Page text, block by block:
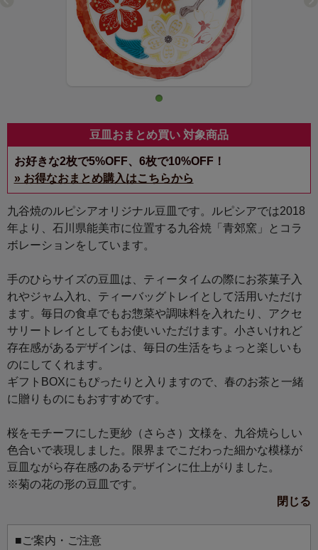
豆皿おまとめ買い 対象商品
お好きな2枚で5%OFF、6枚で10%OFF！
» お得なおまとめ購入はこちらから
九谷焼のルピシアオリジナル豆皿です。ルピシアでは2018
年より、石川県能美市に位置する九谷焼「青郊窯」とコラ
ボレーションをしています。
手のひらサイズの豆皿は、ティータイムの際にお茶菓子入
れやジャム入れ、ティーバッグトレイとして活用いただけ
ます。毎日の食卓でもお惣菜や調味料を入れたり、アクセ
サリートレイとしてもお使いいただけます。小さいけれど
存在感があるデザインは、毎日の生活をちょっと楽しいも
のにしてくれます。
ギフトBOXにもぴったりと入りますので、春のお茶と一緒
に贈りものにもおすすめです。
桜をモチーフにした更紗（さらさ）文様を、九谷焼らしい
色合いで表現しました。限界までこだわった細かな模様が
豆皿ながら存在感のあるデザインに仕上がりました。
※菊の花の形の豆皿です。
閉じる
■ご案内・ご注意